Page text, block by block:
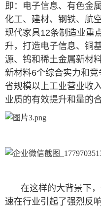
即：电子信息、有色金
化工、建材、钢铁、航
现代家具12条制造业重
升，打造电子信息、铜
源、钨和稀土金属新材
新材料6个综合实力和
省规模以上工业营业收
业质的有效提升和量的
在这样的大背景下
速在行业引起了强烈反